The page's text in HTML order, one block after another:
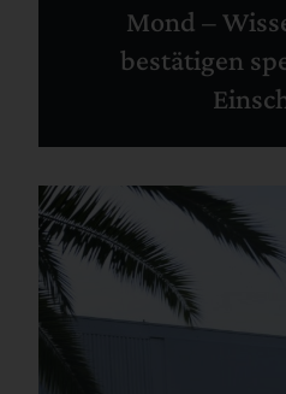
Mond –
bestätigen